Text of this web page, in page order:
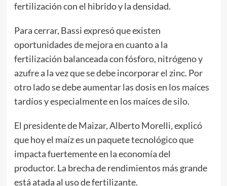
fertilización con el hibrido y la densidad.
Para cerrar, Bassi expresó que existen
oportunidades de mejora en cuanto a la
fertilización balanceada con fósforo, nitrógeno y
azufre a la vez que se debe incorporar el zinc. Por
otro lado se debe aumentar las dosis en los maíces
tardíos y especialmente en los maíces de silo.
El presidente de Maizar, Alberto Morelli, explicó
que hoy el maíz es un paquete tecnológico que
impacta fuertemente en la economía del
productor. La brecha de rendimientos más grande
está atada al uso de fertilizante.